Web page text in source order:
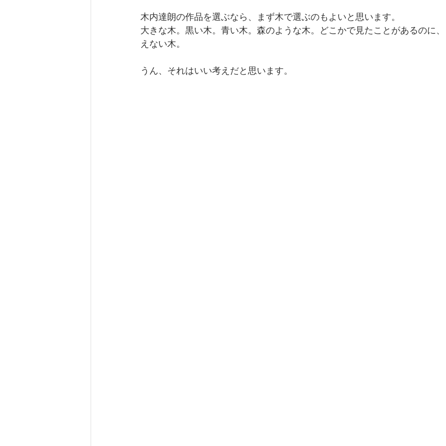
木内達朗の作品を選ぶなら、まず木で選ぶのもよいと思います。
大きな木。黒い木。青い木。森のような木。どこかで見たことがあるのに
えない木。
うん、それはいい考えだと思います。